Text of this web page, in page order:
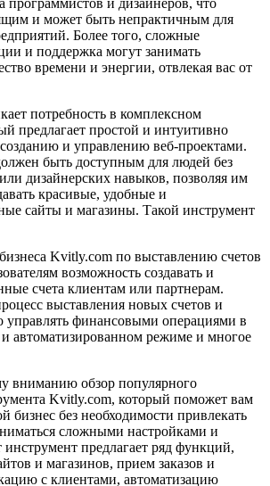
и может быть непрактичным для
Более того, сложные
и поддержка могут занимать
времени и энергии, отвлекая вас от
потребность в комплексном
предлагает простой и интуитивно
и управлению веб-проектами.
быть доступным для людей без
дизайнерских навыков, позволяя им
красивые, удобные и
сайты и магазины. Такой инструмент
Kvitly.com по выставлению счетов
возможность создавать и
счета клиентам или партнерам.
выставления новых счетов и
управлять финансовыми операциями в
автоматизированном режиме и многое
вниманию обзор популярного
Kvitly.com, который поможет вам
бизнес без необходимости привлекать
сложными настройками и
предлагает ряд функций,
и магазинов, прием заказов и
с клиентами, автоматизацию